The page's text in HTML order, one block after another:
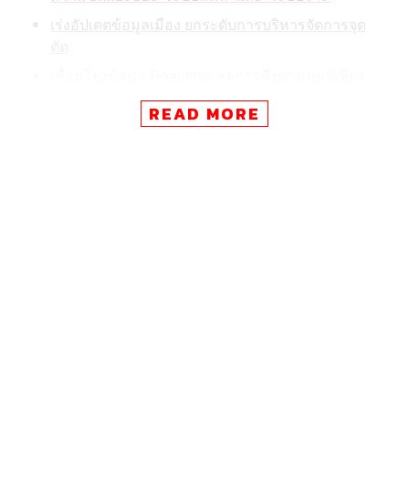
เร่งอัปเดตข้อมูลเมือง ยกระดับการบริหารจัดการจุด
ถอดบทเรียนเพื่ออุดช่องโหว่ มากกว่าเพียงหาผู้กระท
READ MORE